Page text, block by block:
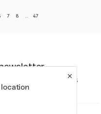
7 8 .. 47
et offres